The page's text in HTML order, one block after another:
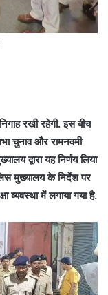
रखी रहेगी. इस बीच
चुनाव और रामनवमी
द्वारा यह निर्णय लिया
मुख्यालय के निर्देश पर
व्यवस्था में लगाया गया है.